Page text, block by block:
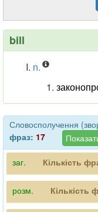
bill
n.
Словосполучення
фраз: 17
заг. Кількість
розм. Кількість